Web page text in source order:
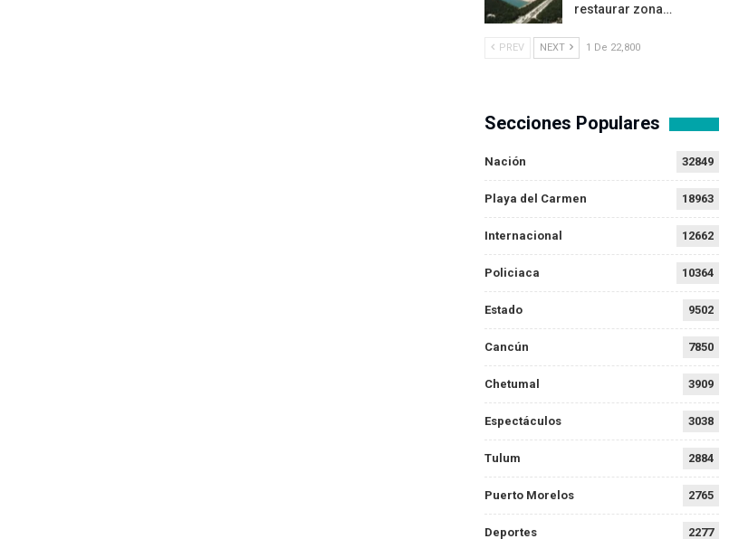
restaurar zona…
PREV NEXT 1 De 22,800
Secciones Populares
Nación 32849
Playa del Carmen 18963
Internacional 12662
Policiaca 10364
Estado 9502
Cancún 7850
Chetumal 3909
Espectáculos 3038
Tulum 2884
Puerto Morelos 2765
Deportes 2277